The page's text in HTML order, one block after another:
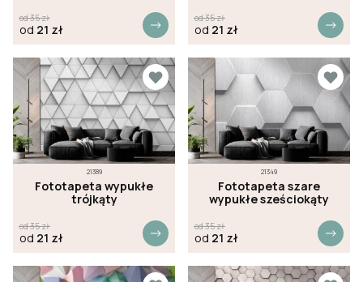
od35zł
od 21 zł
od35zł
od 21 zł
21389
Fototapeta wypukłe
trójkąty
od35zł
od 21 zł
21349
Fototapeta szare
wypukłe sześciokąty
od35zł
od 21 zł